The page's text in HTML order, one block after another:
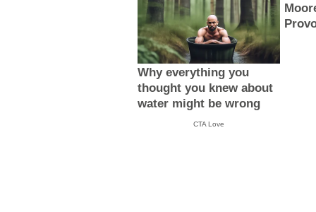
Why everything you
thought you knew about
water might be wrong
CTA Love